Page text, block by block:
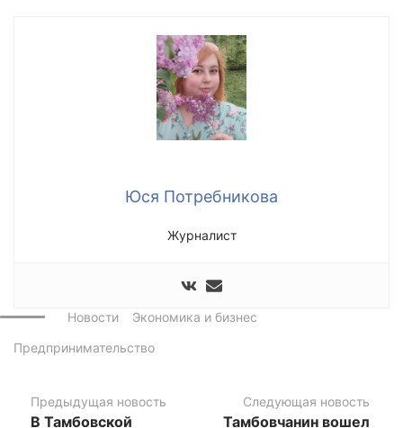
Юся Потребникова
Журналист
Новости
Экономика и бизнес
Предпринимательство
Предыдущая новость
В Тамбовской
Следующая новость
Тамбовчанин вошел